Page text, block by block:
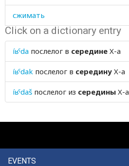
сжимать
сжиматься
сзади
сигарета
сигнал
силач
Click on a dictionary entry
íʁˤda послелог в середине X-а
íʁˤdak послелог в середину X-а
íʁˤdaš послелог из середины X-а
EVENTS